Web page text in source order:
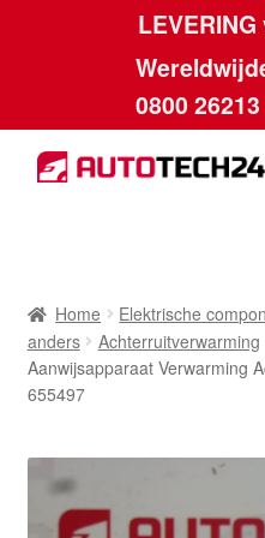
0800 26213
Skip
to
Skip
to
Algemene voorwaarden
Contact
Home Elektrische
anders
Achterruitverwarming
Aanwijsapparaat Verwarming
655497